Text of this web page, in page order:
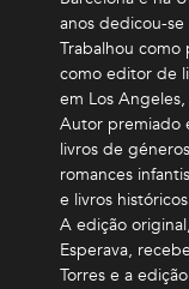
anos dedicou-
Trabalhou como
como editor de
em Los
Autor premiado
livros de
romances
e livros
A edição
Esperava,
Torres e a